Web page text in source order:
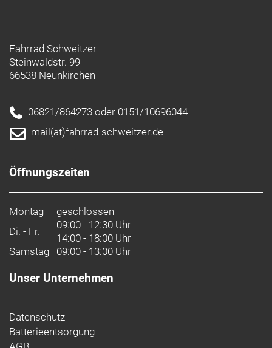
Fahrrad Schweitzer
Steinwaldstr. 99
66538 Neunkirchen
06821/864273 oder 0151/10696044
mail(at)fahrrad-schweitzer.de
Öffnungszeiten
Montag
geschlossen
Di. - Fr.
09:00 - 12:30 Uhr
14:00 - 18:00 Uhr
Samstag 09:00 - 13:00 Uhr
Unser Unternehmen
Datenschutz
Batterieentsorgung